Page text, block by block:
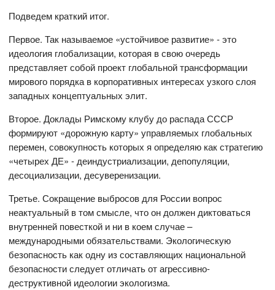
Подведем краткий итог.
Первое. Так называемое «устойчивое развитие» - это
идеология глобализации, которая в свою очередь
представляет собой проект глобальной трансформации
мирового порядка в корпоративных интересах узкого слоя
западных концептуальных элит.
Второе. Доклады Римскому клубу до распада СССР
формируют «дорожную карту» управляемых глобальных
перемен, совокупность которых я определяю как стратегию
«четырех ДЕ» - деиндустриализации, депопуляции,
десоциализации, десуверенизации.
Третье. Сокращение выбросов для России вопрос
неактуальный в том смысле, что он должен диктоваться
внутренней повесткой и ни в коем случае –
международными обязательствами. Экологическую
безопасность как одну из составляющих национальной
безопасности следует отличать от агрессивно-
деструктивной идеологии экологизма.